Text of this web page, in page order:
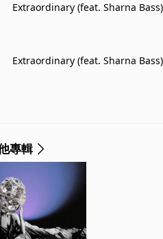
Extraordinary (feat. Sharna
Extraordinary (feat. Sharna
專輯